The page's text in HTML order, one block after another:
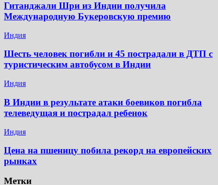
Гитанджали Шри из Индии получила
Международную Букеровскую премию
Индия
Шесть человек погибли и 45 пострадали в ДТП с
туристическим автобусом в Индии
Индия
В Индии в результате атаки боевиков погибла
телеведущая и пострадал ребенок
Индия
Цена на пшеницу побила рекорд на европейских
рынках
Метки